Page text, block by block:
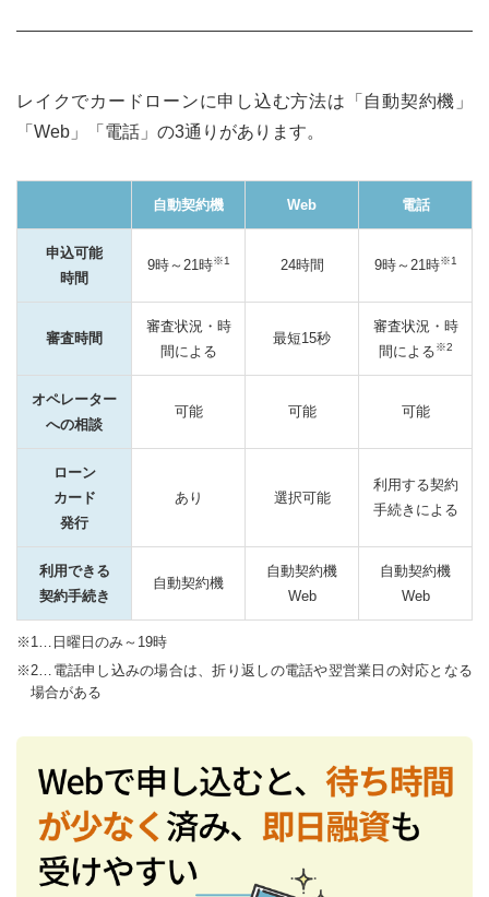
レイクでカードローンに申し込む方法は「自動契約機」
「Web」「電話」の3通りがあります。
自動契約機 Web 電話
申込可能
時間
9時～21時※1 24時間 9時～21時※1
審査時間
審査状況・時
間による
最短15秒
審査状況・時
間 による※2
オペレーター
への相談
可能 可能 可能
ローン
カード
発行
あり 選択可能
利用する契約
手続きによる
利用できる
契約手続き
自動契約機
自動契約機
Web
自動契約機
Web
1…日曜日のみ～19時
2…電話申し込みの場合は、折り返しの電話や翌営業日の対応となる
場合がある